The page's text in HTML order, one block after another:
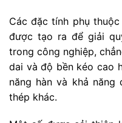
Các đặc tính phụ
được tạo ra để giải
trong công nghiệp,
dai và độ bền kéo cao
năng hàn và khả
thép khác.